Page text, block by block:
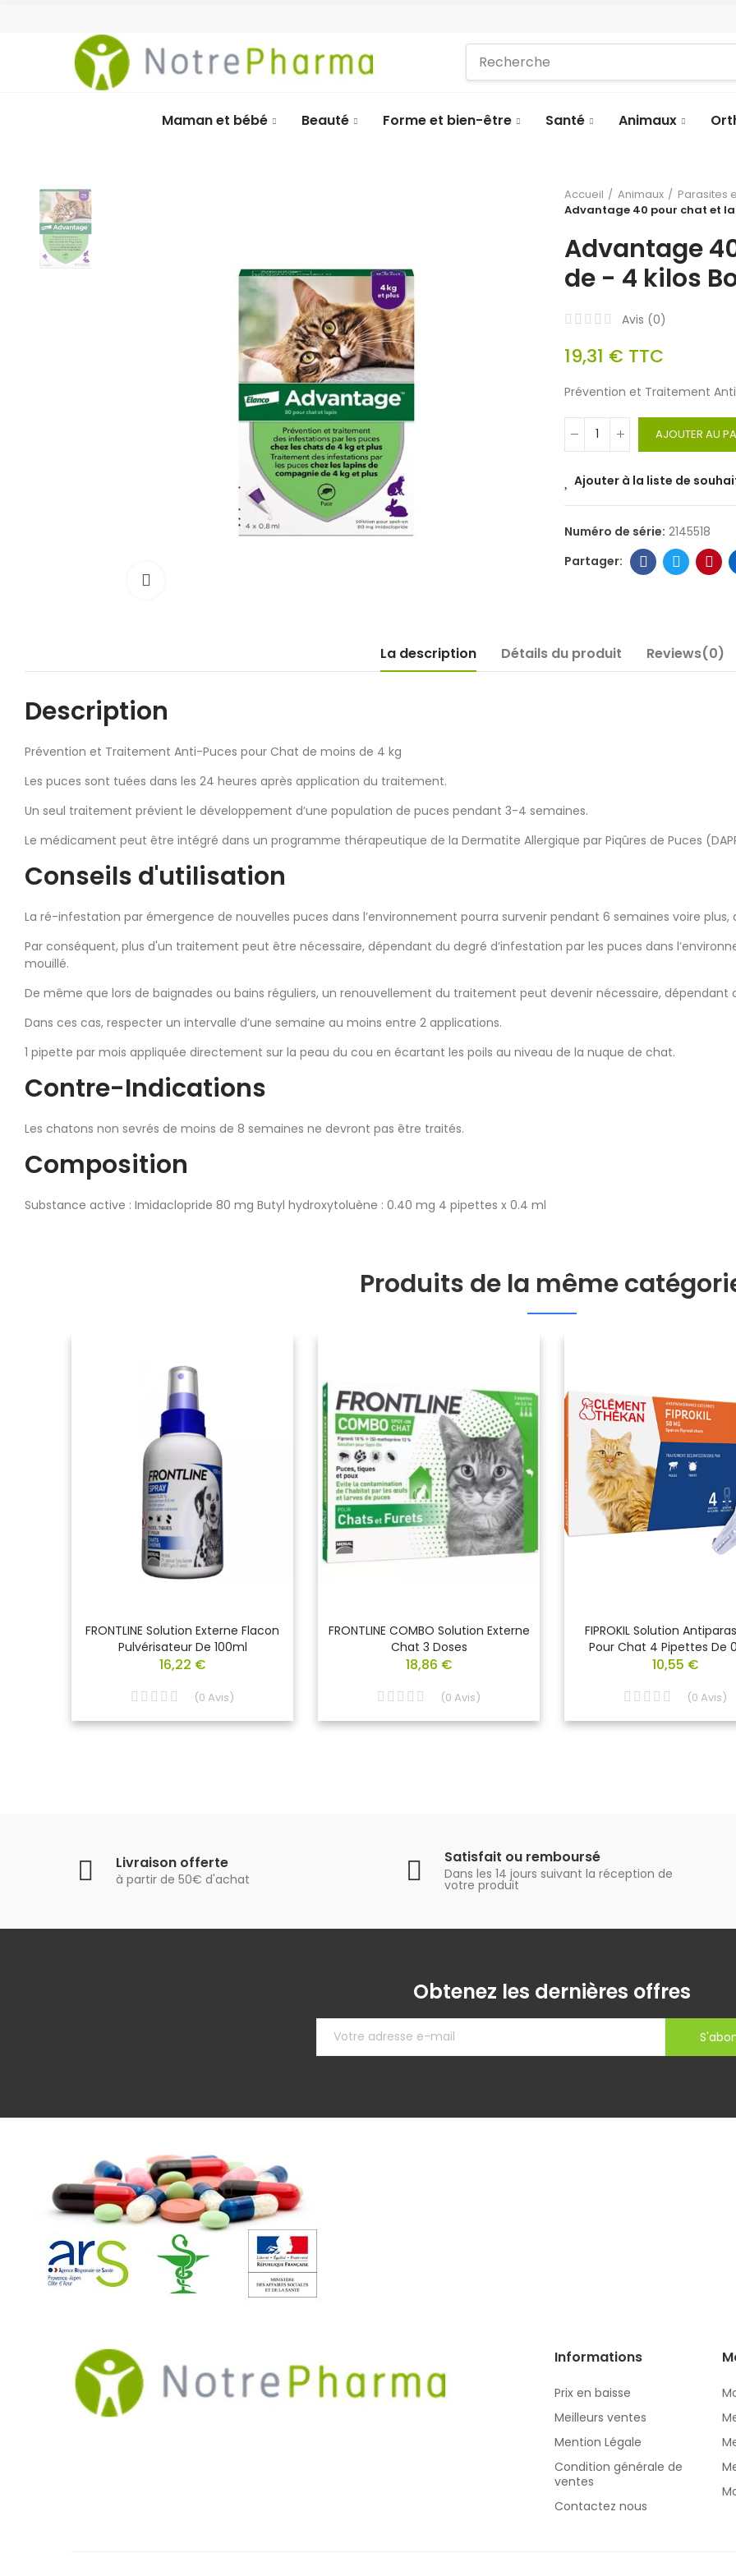
Maman et bébé Beauté Forme et bien-être Santé Animaux
Accueil Animaux
Parasites
Advantage 40 pour chat et
Advantage
de - 4 kilos
Avis (0)
19,31 € TTC
Prévention et Traitement
AJOUTER AU
Ajouter à la liste de
Numéro de série: 2145518
La description Détails du produit Reviews(0)
Description
Prévention et Traitement Anti-Puces pour Chat de moins de 4 kg
Les puces sont tuées dans les 24 heures après application du traitement.
Un seul traitement prévient le développement d’une population de puces pendant 3-4 semaines.
Le médicament peut être intégré dans un programme thérapeutique de la Dermatite Allergique par Piqûres de Puces
Conseils d'utilisation
La ré-infestation par émergence de nouvelles puces dans l’environnement pourra survenir pendant 6 semaines voire
Par conséquent, plus d'un traitement peut être nécessaire, dépendant du degré d’infestation par les puces dans
mouillé.
De même que lors de baignades ou bains réguliers, un renouvellement du traitement peut devenir nécessaire, dépendant
Dans ces cas, respecter un intervalle d’une semaine au moins entre 2 applications.
1 pipette par mois appliquée directement sur la peau du cou en écartant les poils au niveau de la nuque de chat.
Contre-Indications
Les chatons non sevrés de moins de 8 semaines ne devront pas être traités.
Composition
Substance active : Imidaclopride 80 mg Butyl hydroxytoluène : 0.40 mg 4 pipettes x 0.4 ml
Produits de la même
FRONTLINE Solution Externe Flacon
Pulvérisateur De 100ml
16,22 €
(0 Avis)
FRONTLINE COMBO Solution Externe
Chat 3 Doses
18,86 €
(0 Avis)
FIPROKIL Solution
Pour Chat 4 Pipettes De
10,55 €
(0 Avis)
Livraison offerte
à partir de 50€ d'achat
Satisfait ou remboursé
Dans les 14 jours suivant la réception de
votre produit
Obtenez les dernières offres
Informations
Prix en baisse
Meilleurs ventes
Mention Légale
Condition générale de
ventes
Contactez nous